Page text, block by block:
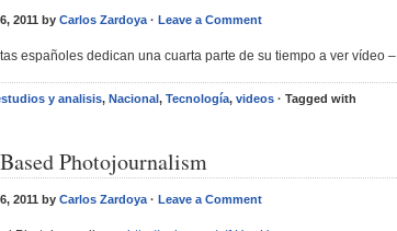
2011 by Carlos Zardoya · Leave a Comment
españoles dedican una cuarta parte de su tiempo a ver vídeo –
y analisis, Nacional, Tecnología, videos · Tagged with
Photojournalism
2011 by Carlos Zardoya · Leave a Comment